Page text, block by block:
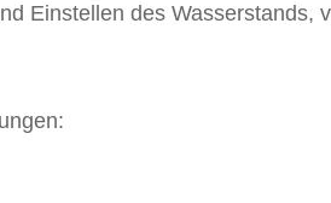
Einstellen des